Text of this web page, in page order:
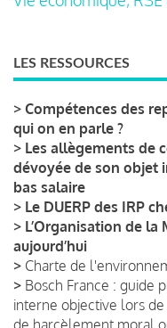
LES RESSOURCES
> Compétences des
qui on en parle ?
> Les allègements de
dévoyée de son objet
bas salaire
> Le DUERP des IRP
> L’Organisation de la
aujourd’hui
> Charte de
> Bosch France : guide
interne objective lors
de harcèlement moral